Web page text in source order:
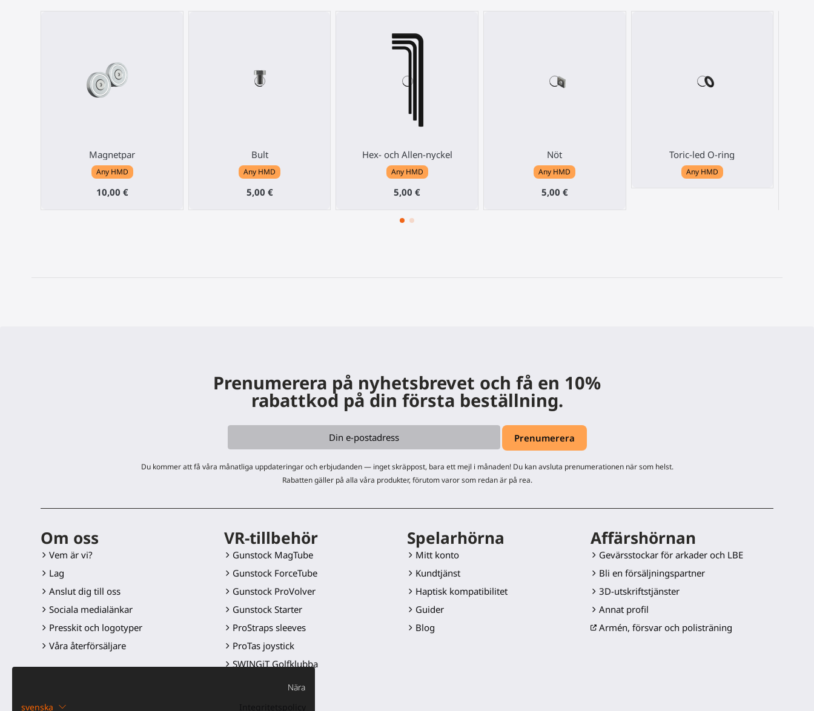
Magnetpar
Any HMD
10,00 €
Bult
Any HMD
5,00 €
Hex- och Allen-nyckel
Any HMD
5,00 €
Nöt
Any HMD
5,00 €
Toric-led O-ring
Any HMD
Prenumerera på nyhetsbrevet och få en 10%
rabattkod på din första beställning.
Du kommer att få våra månatliga uppdateringar och erbjudanden — inget skräppost, bara ett mejl i månaden! Du kan avsluta prenumerationen när som helst.
Rabatten gäller på alla våra produkter, förutom varor som redan är på rea.
Om oss
Vem är vi?
Lag
Anslut dig till oss
Sociala medialänkar
Presskit och logotyper
Våra återförsäljare
VR-tillbehör
Gunstock MagTube
Gunstock ForceTube
Gunstock ProVolver
Gunstock Starter
ProStraps sleeves
ProTas joystick
SWINGiT Golfklubba
ProSaber-blad
Spelarhörna
Mitt konto
Kundtjänst
Haptisk kompatibilitet
Guider
Blog
Affärshörnan
Gevärsstockar för arkader och LBE
Bli en försäljningspartner
3D-utskriftstjänster
Annat profil
Armén, försvar och polisträning
Nära
svenska